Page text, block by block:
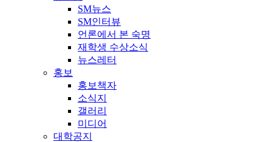
SM뉴스
SM인터뷰
언론에서 본 숙명
재학생 수상소식
뉴스레터
홍보
홍보책자
소식지
갤러리
미디어
대학공지